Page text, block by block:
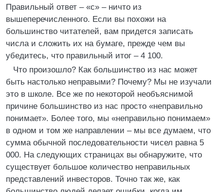
Правильный ответ – «с» – ничто из
вышеперечисленного. Если вы похожи на
большинство читателей, вам придется записать
числа и сложить их на бумаге, прежде чем вы
убедитесь, что правильный итог – 4 100.
Что произошло? Как большинство из нас может
быть настолько неправыми? Почему? Мы не изучали
это в школе. Все же по некоторой необъяснимой
причине большинство из нас просто «неправильно
понимает». Более того, мы «неправильно понимаем»
в одном и том же направлении – мы все думаем, что
сумма обычной последовательности чисел равна 5
000. На следующих страницах вы обнаружите, что
существует большое количество неправильных
представлений инвесторов. Точно так же, как